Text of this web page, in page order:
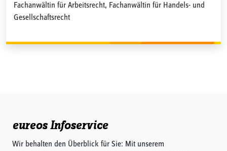
Fachanwältin für Arbeitsrecht, Fachanwältin für Handels- und
Gesellschaftsrecht
eureos Infoservice
Wir behalten den Überblick für Sie: Mit unserem